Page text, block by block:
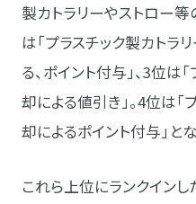
製カトラリーやストロー等
は「プラスチック製カトラ
る、ポイント付与」、3位は
却による値引き」。4位は
却によるポイント付与」と
これら上位にランクイン